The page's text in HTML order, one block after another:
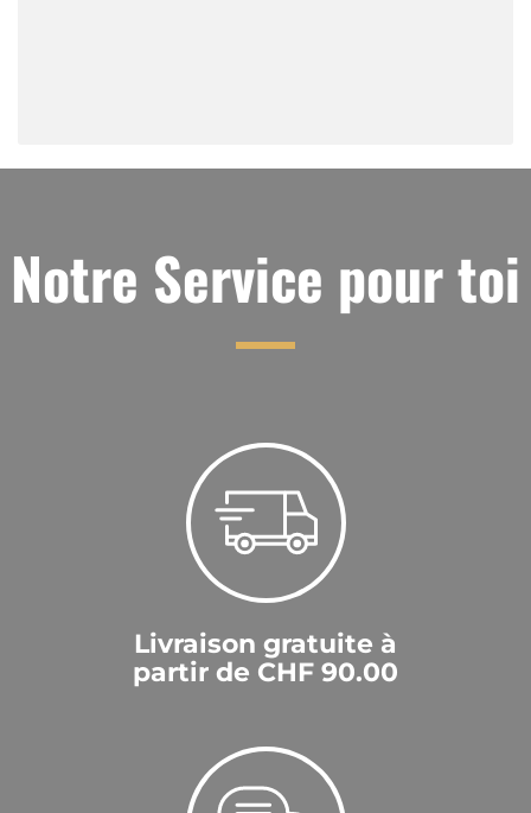
Notre Service pour toi
Livraison gratuite à
partir de CHF 90.00